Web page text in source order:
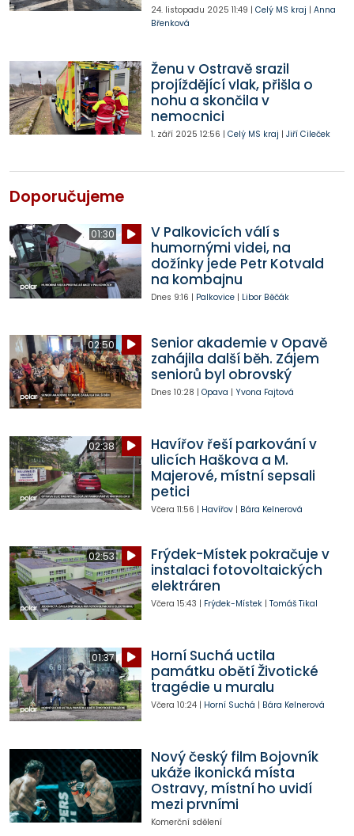
24. listopadu 2025 11:49 | Celý MS kraj | Anna
Břenková
Ženu v Ostravě srazil
projíždějící vlak, přišla o
nohu a skončila v
nemocnici
1. září 2025 12:56 | Celý MS kraj | Jiří Cileček
Doporučujeme
01:30
V Palkovicích válí s
humornými videi, na
dožínky jede Petr Kotvald
na kombajnu
Dnes 9:16 | Palkovice| Libor Běčák
02:50
Senior akademie v Opavě
zahájila další běh. Zájem
seniorů byl obrovský
Dnes 10:28 | Opava | Yvona Fajtová
02:38
Havířov řeší parkování v
ulicích Haškova a M.
Majerové, místní sepsali
petici
Včera 11:56 | Havířov| Bára Kelnerová
02:53
Frýdek-Místek pokračuje v
instalaci fotovoltaických
elektráren
Včera 15:43 | Frýdek-Místek| Tomáš Tikal
01:37
Horní Suchá uctila
památku obětí Životické
tragédie u muralu
Včera 10:24| Horní Suchá | Bára Kelnerová
Nový český film Bojovník
ukáže ikonická místa
Ostravy, místní ho uvidí
mezi prvními
Komerční sdělení